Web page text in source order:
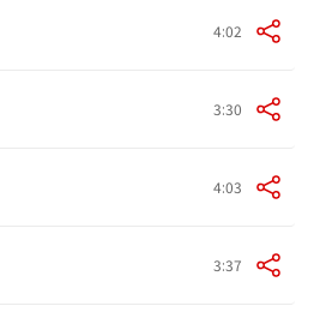
4:02
3:30
4:03
3:37